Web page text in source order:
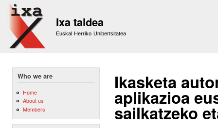
Ixa taldea
Euskal Herriko Unibertsitatea
Who we are
Home
About us
Members
Ikasketa
aplikazioa
sailkatzeko